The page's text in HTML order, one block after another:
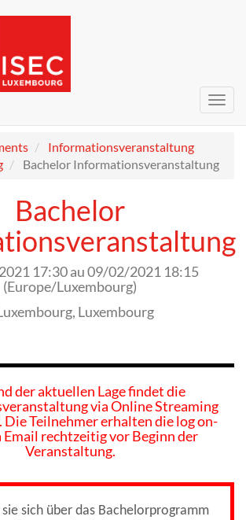
Informationsveranstaltung
Bachelor Informationsveranstaltung
Bachelor
17:30au09/02/2021 18:15
(Europe/Luxembourg)
, Luxembourg
der aktuellen Lage findet die
via Online Streaming
Teilnehmer erhalten die log on-
Email rechtzeitig vor Beginn der
Veranstaltung.
sich über das Bachelorprogramm